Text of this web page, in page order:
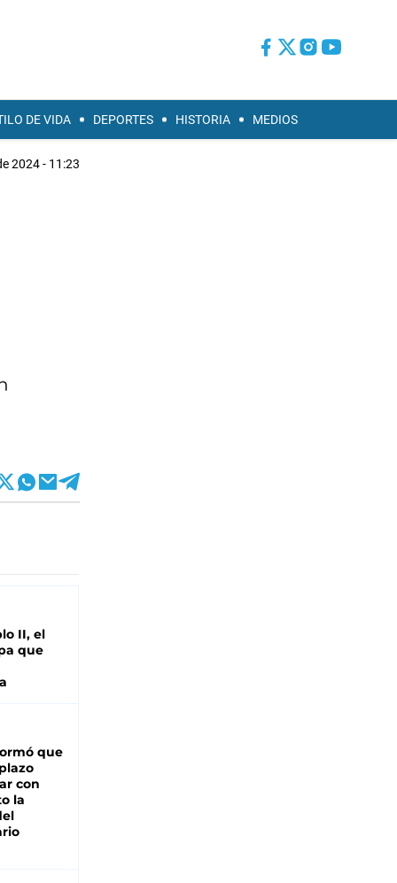
DE VIDA DEPORTES HISTORIA MEDIOS
2024 - 11:23
II, el
que
que
con
la